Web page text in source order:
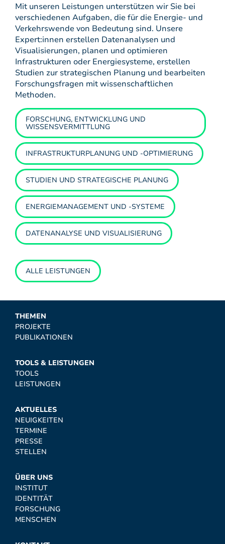
Mit unseren Leistungen unterstützen wir Sie bei
verschiedenen Aufgaben, die für die Energie- und
Verkehrswende von Bedeutung sind. Unsere
Expert:innen erstellen Datenanalysen und
Visualisierungen, planen und optimieren
Infrastrukturen oder Energiesysteme, erstellen
Studien zur strategischen Planung und bearbeiten
Forschungsfragen mit wissenschaftlichen
Methoden.
FORSCHUNG, ENTWICKLUNG UND
WISSENSVERMITTLUNG
INFRASTRUKTURPLANUNG UND -OPTIMIERUNG
STUDIEN UND STRATEGISCHE PLANUNG
ENERGIEMANAGEMENT UND -SYSTEME
DATENANALYSE UND VISUALISIERUNG
ALLE LEISTUNGEN
THEMEN
PROJEKTE
PUBLIKATIONEN
TOOLS & LEISTUNGEN
TOOLS
LEISTUNGEN
AKTUELLES
NEUIGKEITEN
TERMINE
PRESSE
STELLEN
ÜBER UNS
INSTITUT
IDENTITÄT
FORSCHUNG
MENSCHEN